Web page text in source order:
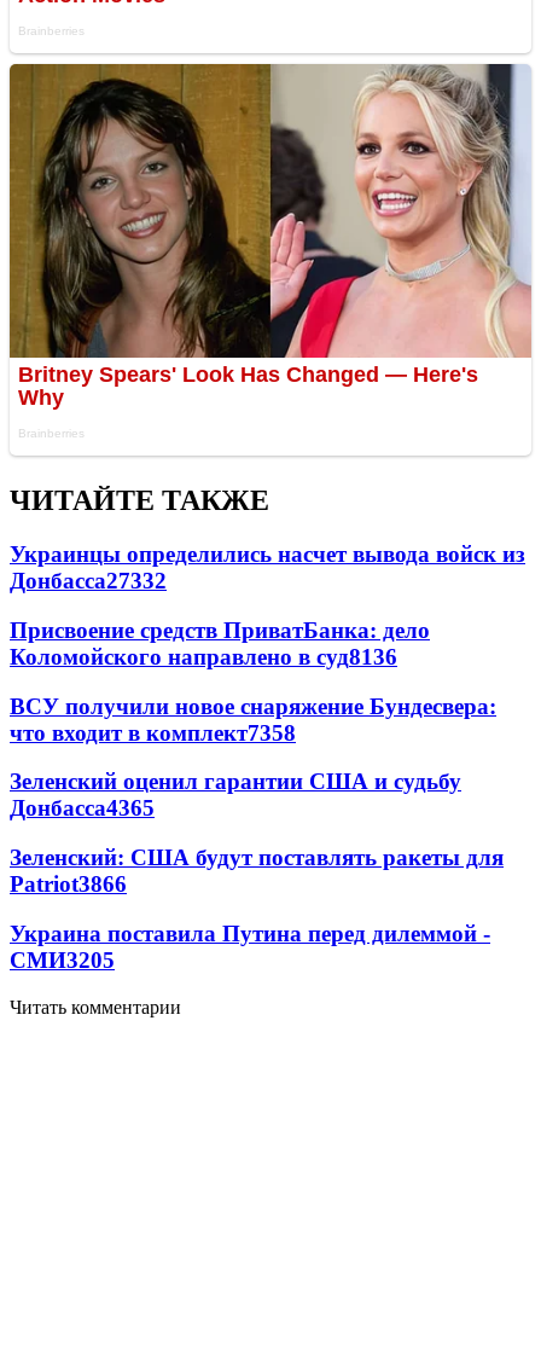
ЧИТАЙТЕ ТАКЖЕ
Украинцы определились насчет вывода войск из
Донбасса27332
Присвоение средств ПриватБанка: дело
Коломойского направлено в суд8136
ВСУ получили новое снаряжение Бундесвера:
что входит в комплект7358
Зеленский оценил гарантии США и судьбу
Донбасса4365
Зеленский: США будут поставлять ракеты для
Patriot3866
Украина поставила Путина перед дилеммой -
СМИ3205
Читать комментарии